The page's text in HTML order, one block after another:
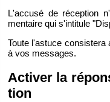
L'ac­cusé de ré­cep­tion
men­taire qui s'in­ti­tule
Toute l'as­tuce consis­tera
à vos mes­sages.
Ac­ti­ver la
tion